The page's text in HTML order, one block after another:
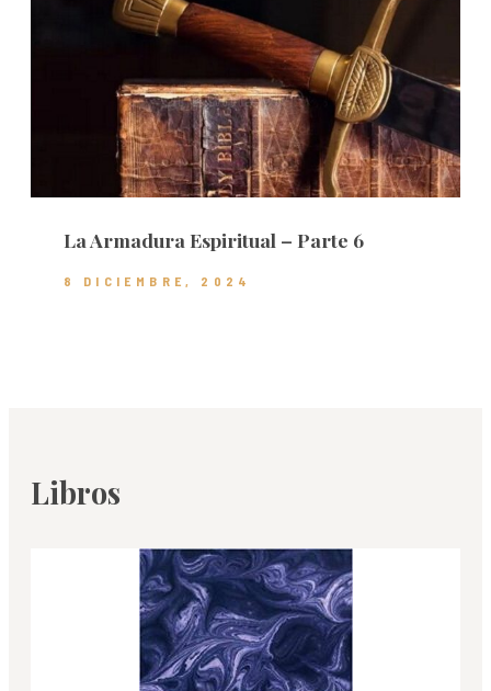
La Armadura Espiritual – Parte 6
8 DICIEMBRE, 2024
Libros